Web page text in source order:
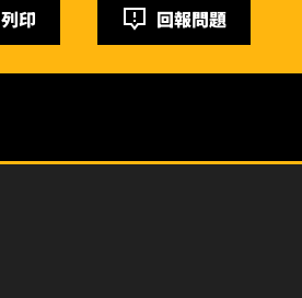
列印 回報問題